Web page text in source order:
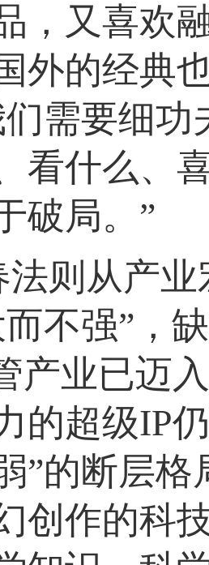
，又喜欢
外的经典
们需要细
看什么、
破局。”
法则从产
而不强”，
产业已迈
的超级IP
”的断层格
创作的科